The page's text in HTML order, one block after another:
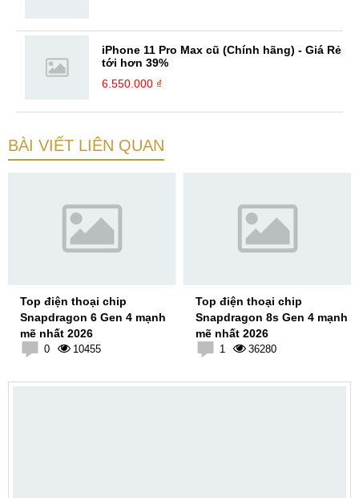
iPhone 11 Pro Max cũ (Chính hãng) - Giá Rẻ
tới hơn 39%
6.550.000 ₫
BÀI VIẾT LIÊN QUAN
Top điện thoại chip
Snapdragon 6 Gen 4 mạnh
mẽ nhất 2026
0 10455
Top điện thoại chip
Snapdragon 8s Gen 4 mạnh
mẽ nhất 2026
1 36280